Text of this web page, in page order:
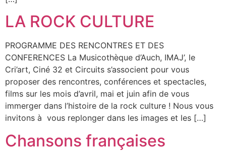
LA ROCK CULTURE
PROGRAMME DES RENCONTRES ET DES
CONFERENCES La Musicothèque d’Auch, IMAJ’, le
Cri’art, Ciné 32 et Circuits s’associent pour vous
proposer des rencontres, conférences et spectacles,
films sur les mois d’avril, mai et juin afin de vous
immerger dans l’histoire de la rock culture ! Nous vous
invitons à vous replonger dans les images et les […]
Chansons françaises